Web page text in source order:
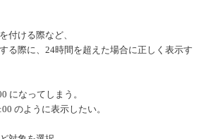
付ける際など、
る際に、24時間を超えた場合に正しく表示す
になってしまう。
のように表示したい。